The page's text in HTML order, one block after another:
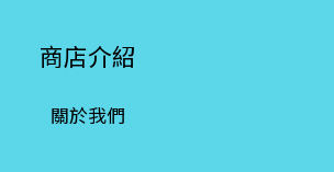
商店介紹
關於我們